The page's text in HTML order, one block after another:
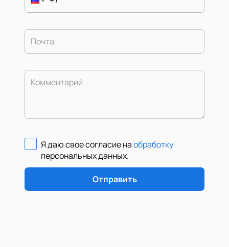
Почта
Комментарий
Я даю свое согласие наобработку
персональных данных.
Отправить